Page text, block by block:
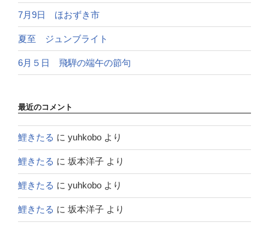
7月9日 ほおずき市
夏至 ジュンブライト
6月５日 飛騨の端午の節句
最近のコメント
鯉きたる に yuhkobo より
鯉きたる に 坂本洋子 より
鯉きたる に yuhkobo より
鯉きたる に 坂本洋子 より